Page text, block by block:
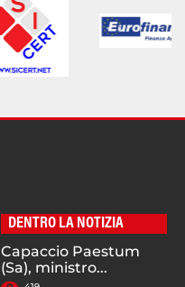
DENTRO LA NOTIZIA
Capaccio Paestum
(Sa), ministro...